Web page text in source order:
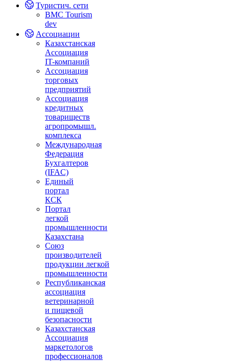
Туристич. сети
BMC Tourism
dev
Ассоциации
Казахстанская
Ассоциация
IT-компаний
Ассоциация
торговых
предприятий
Ассоциация
кредитных
товариществ
агропромышл.
комплекса
Международная
Федерация
Бухгалтеров
(IFAC)
Единый
портал
КСК
Портал
легкой
промышленности
Казахстана
Союз
производителей
продукции легкой
промышленности
Республиканская
ассоциация
ветеринарной
и пищевой
безопасности
Казахстанская
Ассоциация
маркетологов
профессионалов